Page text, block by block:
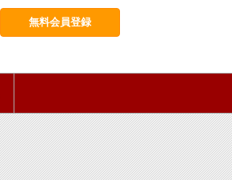
無料会員登録